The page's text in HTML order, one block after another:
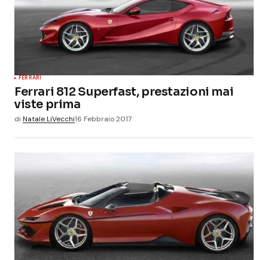
FERRARI
Ferrari 812 Superfast, prestazioni mai
viste prima
di Natale LiVecchi16 Febbraio 2017